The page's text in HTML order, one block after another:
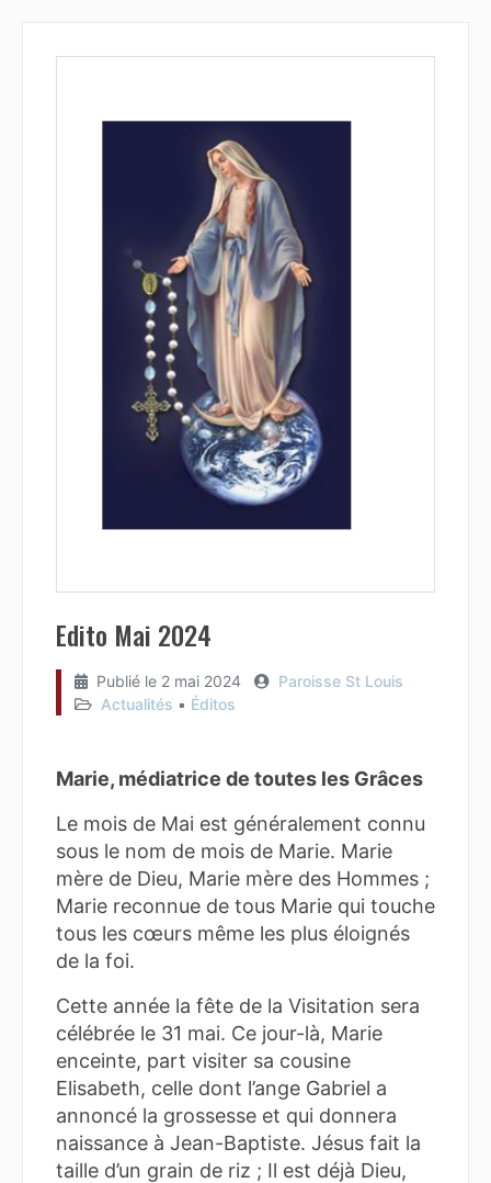
Edito Mai 2024
Publié le 2 mai 2024
Paroisse St Louis
Actualités ▪︎ Éditos
Marie, médiatrice de toutes les Grâces
Le mois de Mai est généralement connu
sous le nom de mois de Marie. Marie
mère de Dieu, Marie mère des Hommes ;
Marie reconnue de tous Marie qui touche
tous les cœurs même les plus éloignés
de la foi.
Cette année la fête de la Visitation sera
célébrée le 31 mai. Ce jour-là, Marie
enceinte, part visiter sa cousine
Elisabeth, celle dont l’ange Gabriel a
annoncé la grossesse et qui donnera
naissance à Jean-Baptiste. Jésus fait la
taille d’un grain de riz ; Il est déjà Dieu,